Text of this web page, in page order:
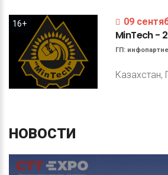
16+ 09
MinTech-
ГП:
Казахстан,
НОВОСТИ